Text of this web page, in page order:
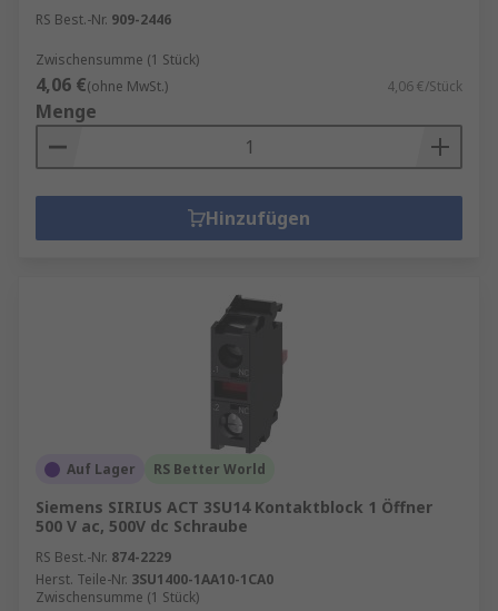
RS Best.-Nr. 909-2446
Zwischensumme (1 Stück)
4,06 €(ohne MwSt.) 4,06 €/Stück
Menge
Hinzufügen
Auf Lager RS Better World
Siemens SIRIUS ACT 3SU14 Kontaktblock 1 Öffner
500 V ac, 500V dc Schraube
RS Best.-Nr. 874-2229
Herst. Teile-Nr. 3SU1400-1AA10-1CA0
Zwischensumme (1 Stück)